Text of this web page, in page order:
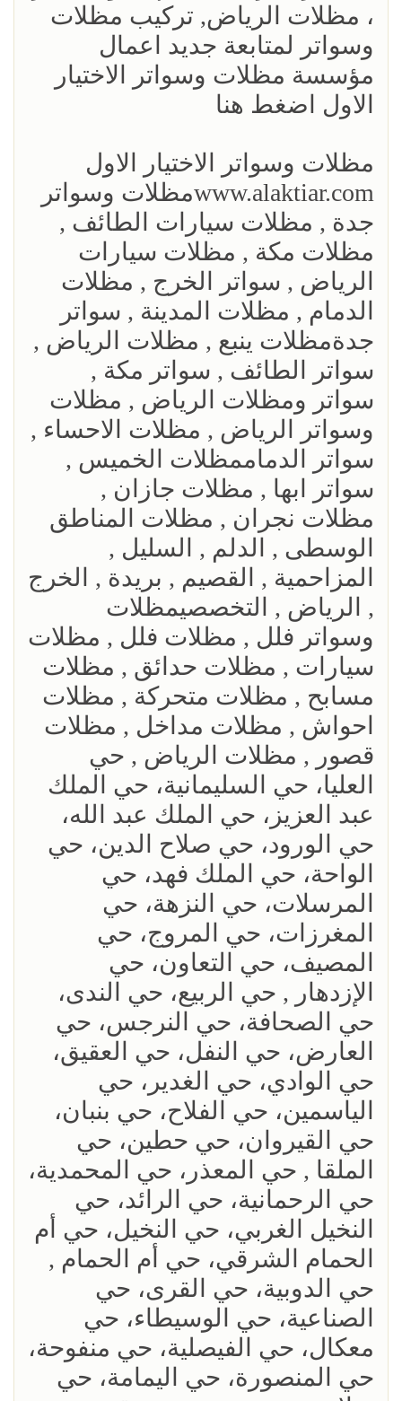
، مظلات الرياض, تركيب مظلات
وسواتر لمتابعة جديد اعمال
مؤسسة مظلات وسواتر الاختيار
الاول اضغط هنا
مظلات وسواتر الاختيار الاول
www.alaktiar.comمظلات وسواتر
جدة , مظلات سيارات الطائف ,
مظلات مكة , مظلات سيارات
الرياض , سواتر الخرج , مظلات
الدمام , مظلات المدينة , سواتر
جدةمظلات ينبع , مظلات الرياض ,
سواتر الطائف , سواتر مكة ,
سواتر ومظلات الرياض , مظلات
وسواتر الرياض , مظلات الاحساء ,
سواتر الدماممظلات الخميس ,
سواتر ابها , مظلات جازان ,
مظلات نجران , مظلات المناطق
الوسطى , الدلم , السليل ,
المزاحمية , القصيم , بريدة , الخرج
, الرياض , التخصصيمظلات
وسواتر فلل , مظلات فلل , مظلات
سيارات , مظلات حدائق , مظلات
مسابح , مظلات متحركة , مظلات
احواش , مظلات مداخل , مظلات
قصور , مظلات الرياض , حي
العليا، حي السليمانية، حي الملك
عبد العزيز، حي الملك عبد الله،
حي الورود، حي صلاح الدين، حي
الواحة، حي الملك فهد، حي
المرسلات، حي النزهة، حي
المغرزات، حي المروج، حي
المصيف، حي التعاون، حي
الإزدهار , حي الربيع، حي الندى،
حي الصحافة، حي النرجس، حي
العارض، حي النفل، حي العقيق،
حي الوادي، حي الغدير، حي
الياسمين، حي الفلاح، حي بنبان،
حي القيروان، حي حطين، حي
الملقا , حي المعذر، حي المحمدية،
حي الرحمانية، حي الرائد، حي
النخيل الغربي، حي النخيل، حي أم
الحمام الشرقي، حي أم الحمام ,
حي الدوبية، حي القرى، حي
الصناعية، حي الوسيطاء، حي
معكال، حي الفيصلية، حي منفوحة،
حي المنصورة، حي اليمامة، حي